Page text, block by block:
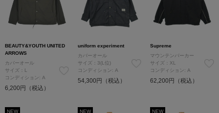
BEAUTY&YOUTH UNITED
ARROWS
カバーオール
サイズ：L
コンディション: A
6,200円（税込）
uniform experiment
カバーオール
サイズ：3(L位)
コンディション: A
54,300円（税込）
Supreme
マウンテンパーカー
サイズ：XL
コンディション: A
62,200円（税込）
NEW NEW NEW